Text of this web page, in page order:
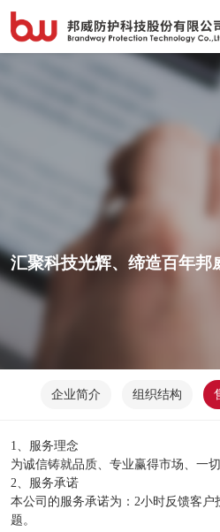
汇聚科技光辉、缔造百年邦
企业简介 组织结构
1、服务理念
为诚信铸就品质、专业赢得市场、一
2、服务承诺
本公司的服务承诺为：2小时反馈客户
题。